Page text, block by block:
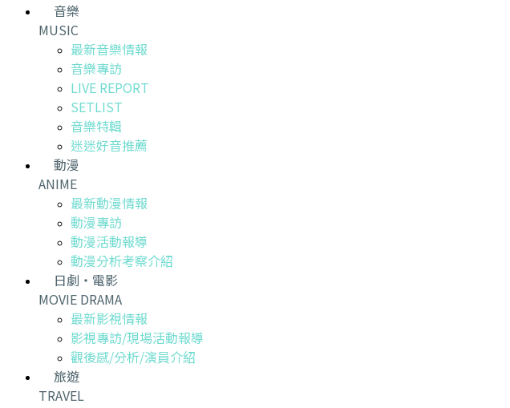
音樂
MUSIC
最新音樂情報
音樂專訪
LIVE REPORT
SETLIST
音樂特輯
迷迷好音推薦
動漫
ANIME
最新動漫情報
動漫專訪
動漫活動報導
動漫分析考察介紹
日劇・電影
MOVIE DRAMA
最新影視情報
影視專訪/現場活動報導
觀後感/分析/演員介紹
旅遊
TRAVEL